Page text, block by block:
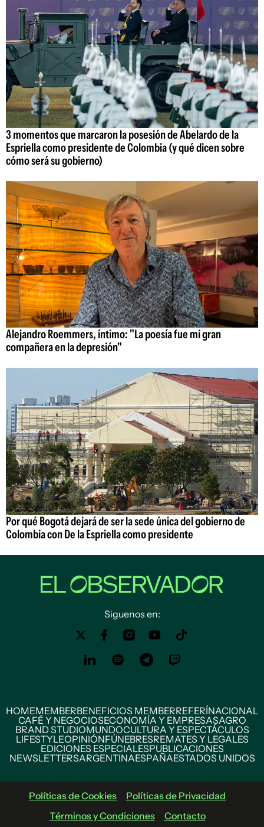
3 momentos que marcaron la posesión de Abelardo de la
Espriella como presidente de Colombia (y qué dicen sobre
cómo será su gobierno)
Alejandro Roemmers, íntimo: "La poesía fue mi gran
compañera en la depresión"
Por qué Bogotá dejará de ser la sede única del gobierno de
Colombia con De la Espriella como presidente
Siguenos en:
HOMEMEMBERBENEFICIOS MEMBERREFERÍNACIONAL
CAFÉ Y NEGOCIOSECONOMÍA Y EMPRESASAGRO
BRAND STUDIOMUNDOCULTURA Y ESPECTÁCULOS
LIFESTYLEOPINIÓNFÚNEBRESREMATES Y LEGALES
EDICIONES ESPECIALESPUBLICACIONES
NEWSLETTERSARGENTINAESPAÑAESTADOS UNIDOS
Políticas de Cookies
Políticas de Privacidad
Términos y Condiciones
Contacto